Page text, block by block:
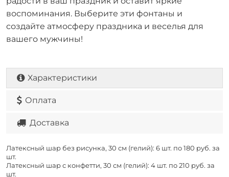
воспоминания. Выберите эти фонтаны и
создайте атмосферу праздника и веселья для
вашего мужчины!
Характеристики
Оплата
Доставка
Латексный шар без рисунка, 30 см (гелий): 6 шт. по 180 руб. за
шт.
Латексный шар с конфетти, 30 см (гелий): 4 шт. по 210 руб. за
шт.